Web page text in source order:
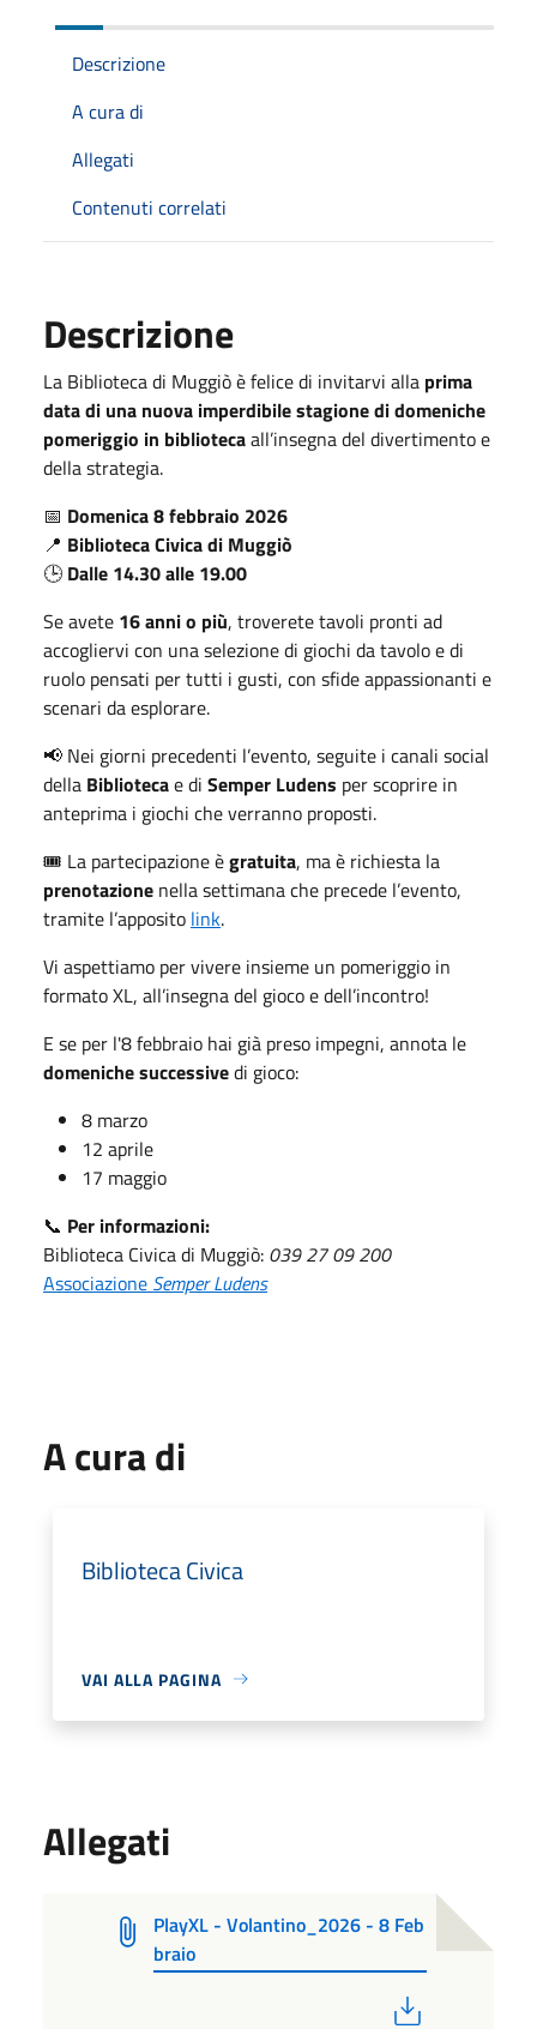
Descrizione
A cura di
Allegati
Contenuti correlati
Descrizione
La Biblioteca di Muggiò è felice di invitarvi alla prima
data di una nuova imperdibile stagione di domeniche
pomeriggio in bibliotecaall’insegna del divertimento e
della strategia.
📅 Domenica 8 febbraio 2026
📍 Biblioteca Civica di Muggiò
🕒 Dalle 14.30 alle 19.00
Se avete 16 anni o più, troverete tavoli pronti ad
accogliervi con una selezione di giochi da tavolo e di
ruolo pensati per tutti i gusti, con sfide appassionanti e
scenari da esplorare.
📢 Nei giorni precedenti l’evento, seguite i canali social
della Bibliotecae di Semper Ludens per scoprire in
anteprima i giochi che verranno proposti.
🎟️ La partecipazione ègratuita, ma è richiesta la
prenotazione nella settimana che precede l’evento,
tramite l’apposito link.
Vi aspettiamo per vivere insieme un pomeriggio in
formato XL, all’insegna del gioco e dell’incontro!
E se per l'8 febbraio hai già preso impegni, annota le
domeniche successivedi gioco:
8 marzo
12 aprile
17 maggio
📞 Per informazioni:
Biblioteca Civica di Muggiò: 039 27 09 200
Associazione Semper Ludens
A cura di
Biblioteca Civica
VAI ALLA PAGINA
Allegati
PlayXL - Volantino_2026 - 8 Feb
braio